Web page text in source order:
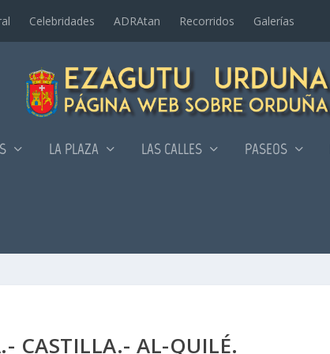
Celebridades ADRAtan Recorridos Galerí­as
LA PLAZA LAS CALLES PASEOS
CASTILLA.- AL-QUILÉ.